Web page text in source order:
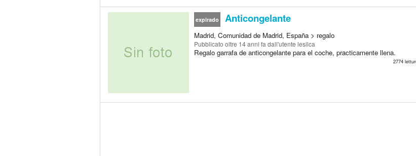
expirado Anticongelante
Madrid, Comunidad de Madrid, España > regalo
Pubblicato oltre 14 anni fa dall'utente lesilca
Regalo garrafa de anticongelante para el coche, practicamente llena.
2774